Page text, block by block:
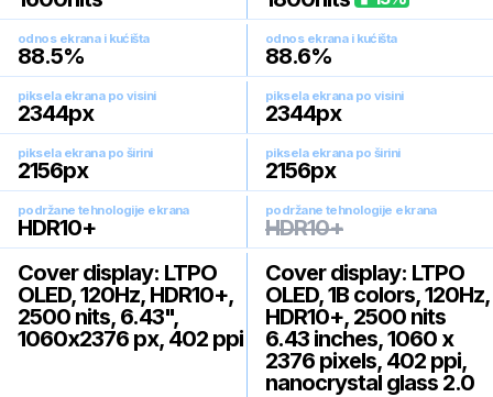
odnos ekrana i kućišta
88.5%
odnos ekrana i kućišta
88.6%
piksela ekrana po visini
2344px
piksela ekrana po visini
2344px
piksela ekrana po širini
2156px
piksela ekrana po širini
2156px
podržane tehnologije ekrana
HDR10+
podržane tehnologije ekrana
HDR10+
Cover display: LTPO
OLED, 120Hz, HDR10+,
2500 nits, 6.43",
1060x2376 px, 402 ppi
Cover display: LTPO
OLED, 1B colors, 120Hz,
HDR10+, 2500 nits
6.43 inches, 1060 x
2376 pixels, 402 ppi,
nanocrystal glass 2.0